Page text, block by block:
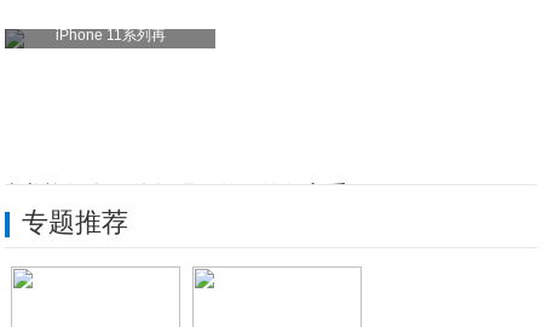
iPhone 11系列再
选择的背后：是一场关于“确定性”的胜利
买旗舰手机，为什么更倾向第五代骁龙8至尊
专题推荐